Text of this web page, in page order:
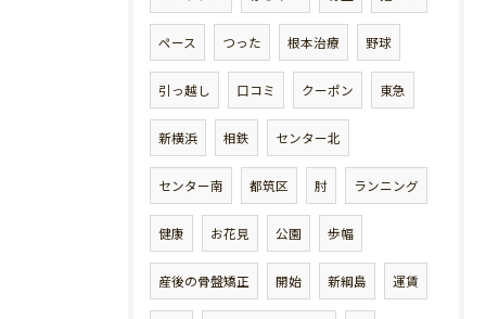
ペース つった 根本治療 野球
引っ越し 口コミ クーポン 東急
新横浜 相鉄 センター北
センター南 都筑区 肘 ランニング
健康 お花見 公園 歩幅
産後の骨盤矯正 開始 新綱島 運賃